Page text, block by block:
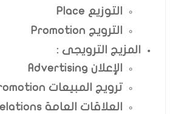
التوزيع Place
الترويج Promotion
المزيج الترويجى :
الإعلان Advertising
ترويج المبيعات Sales Promotion
العلاقات العامة Public Relations